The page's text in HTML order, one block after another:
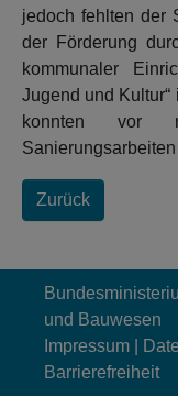
jedoch fehlten der
der Förderung
kommunaler
Jugend und
konnten vor
Zurück
und Bauwesen
Impressum
Barrierefreiheit